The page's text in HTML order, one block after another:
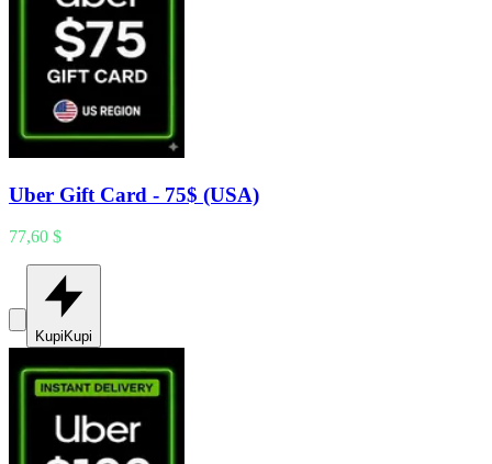
Uber Gift Card - 75$ (USA)
77,60 $
Kupi Kupi